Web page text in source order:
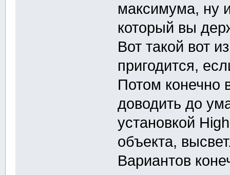
максимума, ну
который вы
Вот такой вот
пригодится,
Потом конечно
доводить до
установкой
объекта,
Вариантов